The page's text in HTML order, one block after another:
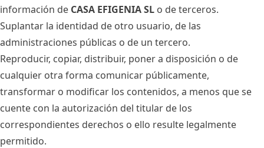
información de CASA EFIGENIA SL o de terceros.
Suplantar la identidad de otro usuario, de las
administraciones públicas o de un tercero.
Reproducir, copiar, distribuir, poner a disposición o de
cualquier otra forma comunicar públicamente,
transformar o modificar los contenidos, a menos que se
cuente con la autorización del titular de los
correspondientes derechos o ello resulte legalmente
permitido.